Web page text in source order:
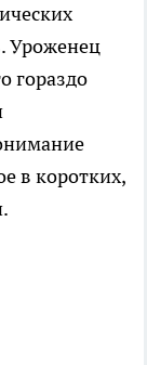
Уроженец
гораздо
в коротких,